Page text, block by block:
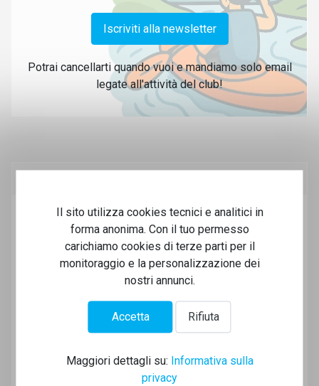
Il sito utilizza cookies tecnici e analitici in
forma anonima. Con il tuo permesso
carichiamo cookies di terze parti per il
monitoraggio e la personalizzazione dei
nostri annunci.
Accetta Rifiuta
Maggiori dettagli su: Informativa sulla
privacy
Iscriviti alla newsletter
Potrai cancellarti quando vuoi e mandiamo solo email
legate all'attività del club!